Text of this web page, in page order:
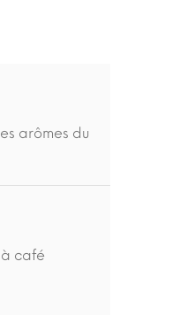
arômes du
café